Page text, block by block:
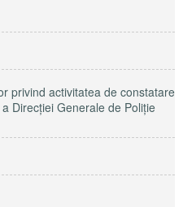
privind activitatea de constatare
Direcției Generale de Poliție